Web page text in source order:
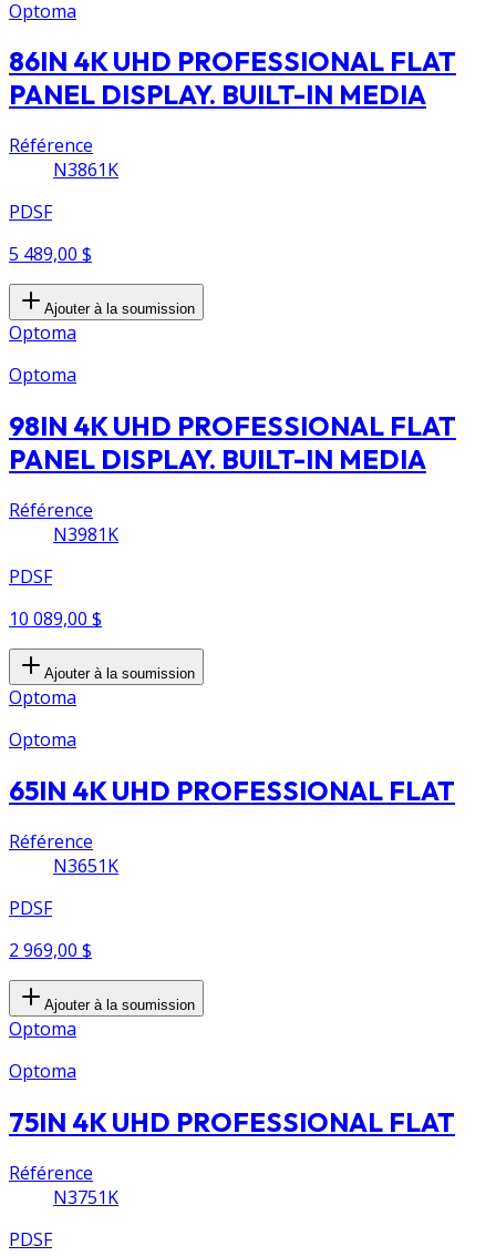
Optoma
86IN 4K UHD PROFESSIONAL FLAT
PANEL DISPLAY. BUILT-IN MEDIA
Référence
N3861K
PDSF
5 489,00 $
Ajouter à la soumission
Optoma
Optoma
98IN 4K UHD PROFESSIONAL FLAT
PANEL DISPLAY. BUILT-IN MEDIA
Référence
N3981K
PDSF
10 089,00 $
Ajouter à la soumission
Optoma
Optoma
65IN 4K UHD PROFESSIONAL FLAT
Référence
N3651K
PDSF
2 969,00 $
Ajouter à la soumission
Optoma
Optoma
75IN 4K UHD PROFESSIONAL FLAT
Référence
N3751K
PDSF